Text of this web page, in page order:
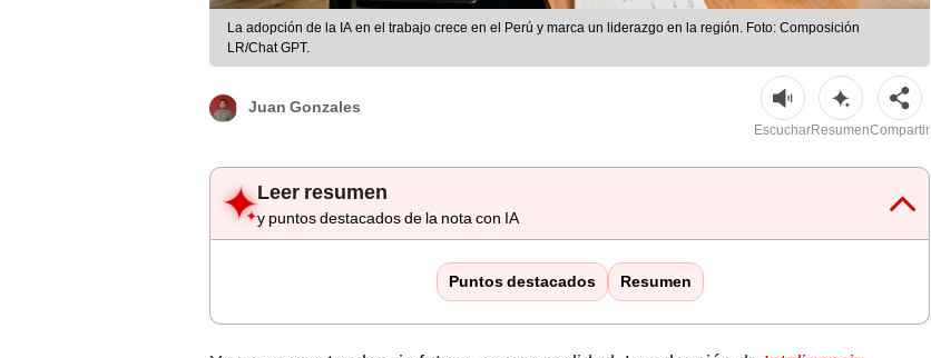
La adopción de la IA en el trabajo crece en el Perú y marca un liderazgo en la región. Foto: Composición
LR/Chat GPT.
Juan Gonzales
EscucharResumenCompartir
Leer resumen
y puntos destacados de la nota con IA
Puntos destacados Resumen